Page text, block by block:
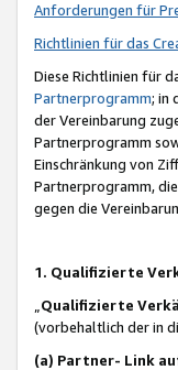
Anforderungen für
Richtlinien für das
Diese Richtlinien für
Partnerprogramm; in
der Vereinbarung
Partnerprogramm
Einschränkung von
Partnerprogramm,
gegen die
1. Qualifizierte
Qualifizierte
(vorbehaltlich der in
(a) Partner- Link